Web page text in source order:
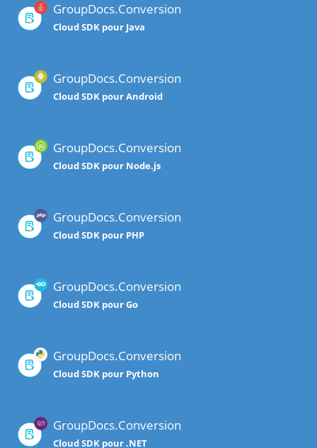
GroupDocs.Conversion
Cloud SDK pour Java
GroupDocs.Conversion
Cloud SDK pour Android
GroupDocs.Conversion
Cloud SDK pour Node.js
GroupDocs.Conversion
Cloud SDK pour PHP
GroupDocs.Conversion
Cloud SDK pour Go
GroupDocs.Conversion
Cloud SDK pour Python
GroupDocs.Conversion
Cloud SDK pour .NET